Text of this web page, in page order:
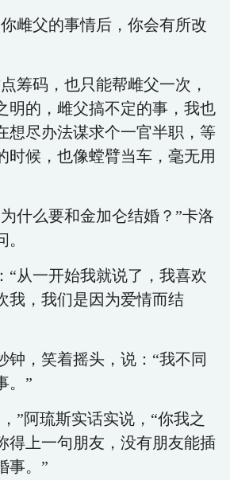
雌父的事情后，你会有所改
筹码，也只能帮雌父一次，
明的，雌父搞不定的事，我也
想尽办法谋求个一官半职，等
时候，也像螳臂当车，毫无用
什么要和金加仑结婚？”卡洛
“从一开始我就说了，我喜欢
我，我们是因为爱情而结
钟，笑着摇头，说：“我不同
。”
”阿琉斯实话实说，“你我之
得上一句朋友，没有朋友能插
事。”